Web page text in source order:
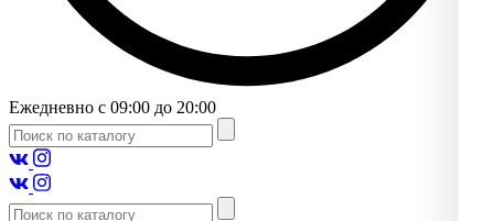
Ежедневно с 09:00 до 20:00